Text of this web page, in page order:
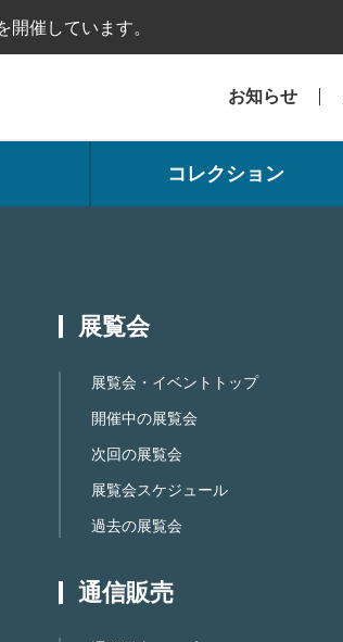
開催しています。
お知らせ
コレクション
展覧会
展覧会・イベントトップ
開催中の展覧会
次回の展覧会
展覧会スケジュール
過去の展覧会
通信販売